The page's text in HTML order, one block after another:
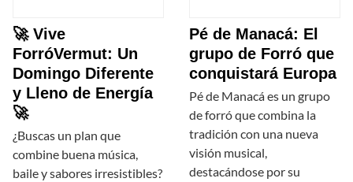
🚀 Vive
ForróVermut: Un
Domingo Diferente
y Lleno de Energía
🚀
¿Buscas un plan que
combine buena música,
baile y sabores irresistibles?
Pé de Manacá: El
grupo de Forró que
conquistará Europa
Pé de Manacá es un grupo
de forró que combina la
tradición con una nueva
visión musical,
destacándose por su